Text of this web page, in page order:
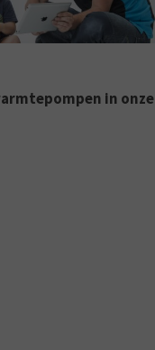
in onze